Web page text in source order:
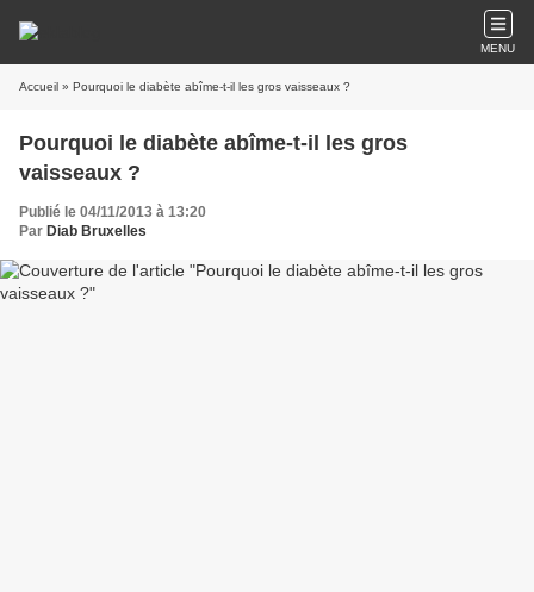
MENU
Accueil » Pourquoi le diabète abîme-t-il les gros vaisseaux ?
Pourquoi le diabète abîme-t-il les gros
vaisseaux ?
Publié le 04/11/2013 à 13:20
Par Diab Bruxelles